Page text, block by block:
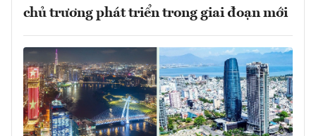
chủ trương phát triển trong giai đoạn mới